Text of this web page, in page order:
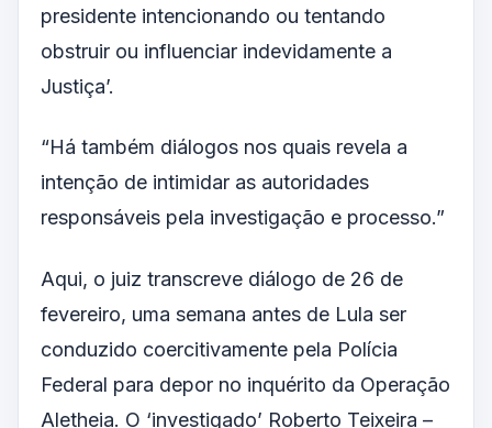
presidente intencionando ou tentando
obstruir ou influenciar indevidamente a
Justiça’.
“Há também diálogos nos quais revela a
intenção de intimidar as autoridades
responsáveis pela investigação e processo.”
Aqui, o juiz transcreve diálogo de 26 de
fevereiro, uma semana antes de Lula ser
conduzido coercitivamente pela Polícia
Federal para depor no inquérito da Operação
Aletheia. O ‘investigado’ Roberto Teixeira –